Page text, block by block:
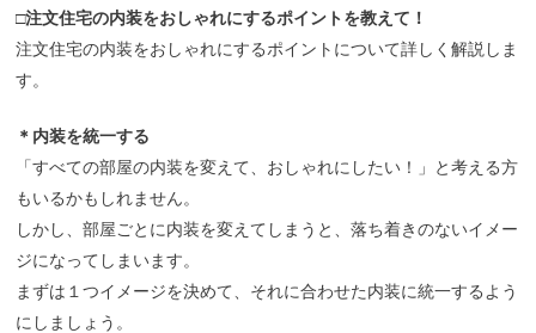
□注文住宅の内装をおしゃれにするポイントを教えて！
注文住宅の内装をおしゃれにするポイントについて詳しく解説しま
す。
＊内装を統一する
「すべての部屋の内装を変えて、おしゃれにしたい！」と考える方
もいるかもしれません。
しかし、部屋ごとに内装を変えてしまうと、落ち着きのないイメー
ジになってしまいます。
まずは１つイメージを決めて、それに合わせた内装に統一するよう
にしましょう。